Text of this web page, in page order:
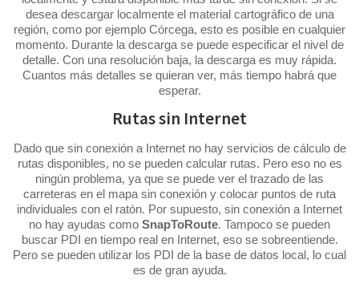
desea descargar localmente el material cartográfico de una
región, como por ejemplo Córcega, esto es posible en cualquier
momento. Durante la descarga se puede especificar el nivel de
detalle. Con una resolución baja, la descarga es muy rápida.
Cuantos más detalles se quieran ver, más tiempo habrá que
esperar.
Rutas sin Internet
Dado que sin conexión a Internet no hay servicios de cálculo de
rutas disponibles, no se pueden calcular rutas. Pero eso no es
ningún problema, ya que se puede ver el trazado de las
carreteras en el mapa sin conexión y colocar puntos de ruta
individuales con el ratón. Por supuesto, sin conexión a Internet
no hay ayudas como SnapToRoute. Tampoco se pueden
buscar PDI en tiempo real en Internet, eso se sobreentiende.
Pero se pueden utilizar los PDI de la base de datos local, lo cual
es de gran ayuda.